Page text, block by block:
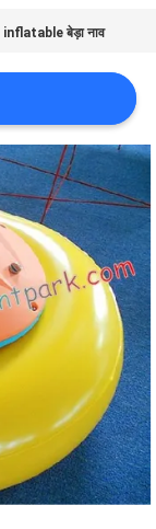
inflatable बेड़ा नाव